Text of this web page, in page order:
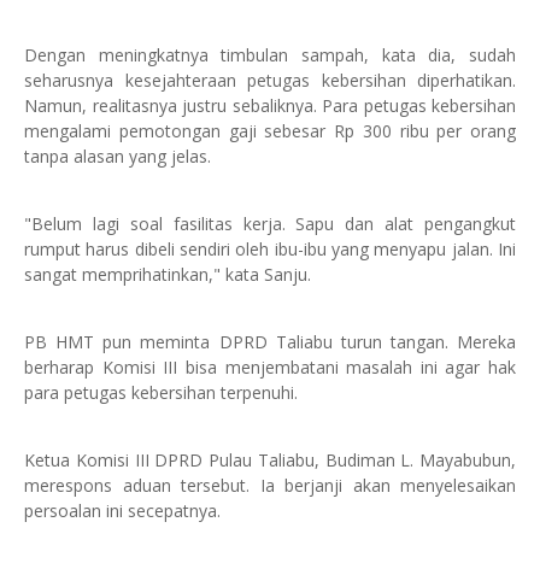
Dengan meningkatnya timbulan sampah, kata dia, sudah
seharusnya kesejahteraan petugas kebersihan diperhatikan.
Namun, realitasnya justru sebaliknya. Para petugas kebersihan
mengalami pemotongan gaji sebesar Rp 300 ribu per orang
tanpa alasan yang jelas.
"Belum lagi soal fasilitas kerja. Sapu dan alat pengangkut
rumput harus dibeli sendiri oleh ibu-ibu yang menyapu jalan. Ini
sangat memprihatinkan," kata Sanju.
PB HMT pun meminta DPRD Taliabu turun tangan. Mereka
berharap Komisi III bisa menjembatani masalah ini agar hak
para petugas kebersihan terpenuhi.
Ketua Komisi III DPRD Pulau Taliabu, Budiman L. Mayabubun,
merespons aduan tersebut. Ia berjanji akan menyelesaikan
persoalan ini secepatnya.